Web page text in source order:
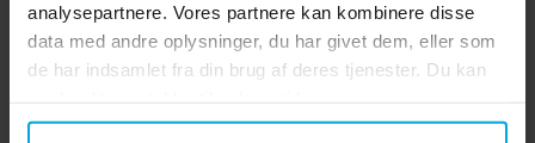
analysepartnere. Vores partnere kan kombinere disse
data med andre oplysninger, du har givet dem, eller som
de har indsamlet fra din brug af deres tjenester. Du kan
Bogstavsballoner Sølv
Sæbebobler Smileys 60